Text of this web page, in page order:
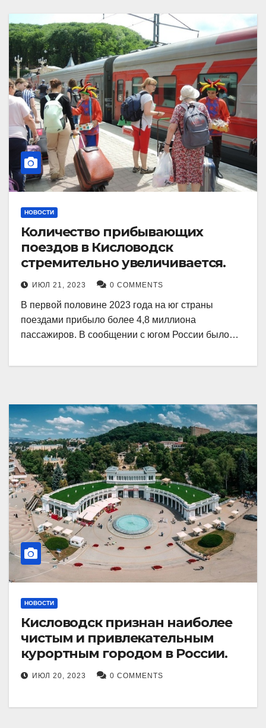
НОВОСТИ
Количество прибывающих
поездов в Кисловодск
стремительно увеличивается.
ИЮЛ 21, 2023 0 COMMENTS
В первой половине 2023 года на юг страны
поездами прибыло более 4,8 миллиона
пассажиров. В сообщении с югом России было…
НОВОСТИ
Кисловодск признан наиболее
чистым и привлекательным
курортным городом в России.
ИЮЛ 20, 2023 0 COMMENTS